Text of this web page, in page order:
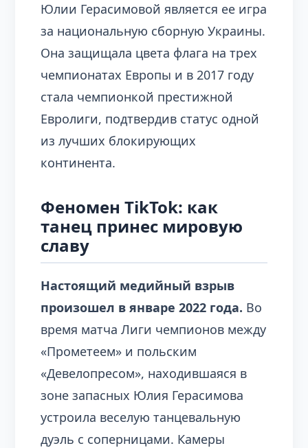
Юлии Герасимовой является ее игра
за национальную сборную Украины.
Она защищала цвета флага на трех
чемпионатах Европы и в 2017 году
стала чемпионкой престижной
Евролиги, подтвердив статус одной
из лучших блокирующих
континента.
Феномен TikTok: как
танец принес мировую
славу
Настоящий медийный взрыв
произошел в январе 2022 года. Во
время матча Лиги чемпионов между
«Прометеем» и польским
«Девелопресом», находившаяся в
зоне запасных Юлия Герасимова
устроила веселую танцевальную
дуэль с соперницами. Камеры